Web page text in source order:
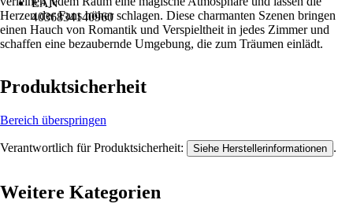
EAN
4036834140960
Herzen der Fans höher schlagen. Diese charmanten Szenen bringen
einen Hauch von Romantik und Verspieltheit in jedes Zimmer und
schaffen eine bezaubernde Umgebung, die zum Träumen einlädt.
Produktsicherheit
Bereich überspringen
Verantwortlich für Produktsicherheit: Siehe Herstellerinformationen .
Weitere Kategorien